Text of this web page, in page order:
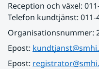
Reception och växel:
Telefon kundtjänst: 011-
Organisationsnummer:
Epost:
Epost: